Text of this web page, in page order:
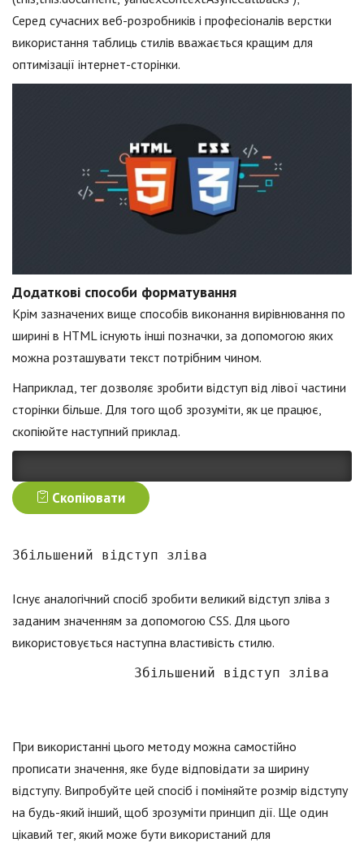
Серед сучасних веб-розробників і професіоналів верстки
використання таблиць стилів вважається кращим для
оптимізації інтернет-сторінки.
Додаткові способи форматування
Крім зазначених вище способів виконання вирівнювання по
ширині в HTML існують інші позначки, за допомогою яких
можна розташувати текст потрібним чином.
Наприклад, тег дозволяє зробити відступ від лівої частини
сторінки більше. Для того щоб зрозуміти, як це працює,
скопіюйте наступний приклад.
Скопіювати
Збільшений відступ зліва
Існує аналогічний спосіб зробити великий відступ зліва з
заданим значенням за допомогою CSS. Для цього
використовується наступна властивість стилю.
Збільшений відступ зліва
При використанні цього методу можна самостійно
прописати значення, яке буде відповідати за ширину
відступу. Випробуйте цей спосіб і поміняйте розмір відступу
на будь-який інший, щоб зрозуміти принцип дії. Ще один
цікавий тег, який може бути використаний для